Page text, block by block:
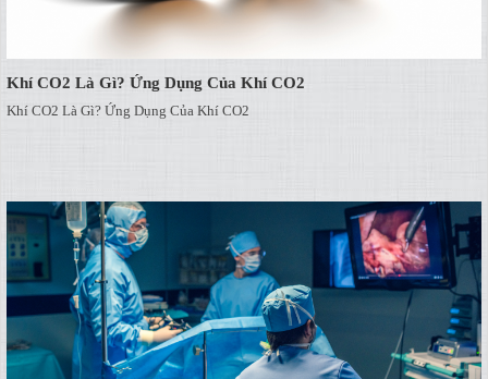
Khí CO2 Là Gì? Ứng Dụng Của Khí CO2
Khí CO2 Là Gì? Ứng Dụng Của Khí CO2